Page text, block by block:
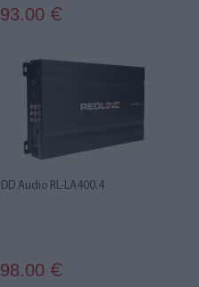
93.00 €
DD Audio RL-LA400.4
98.00 €